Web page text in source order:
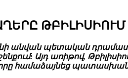
ԹԲԻԼԻՍԻՈՒՄ
անվան պետական
Այդ առիթով,
համաձայնեց